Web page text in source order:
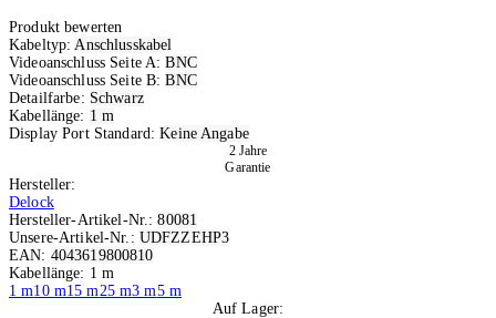
Produkt bewerten
Kabeltyp: Anschlusskabel
Videoanschluss Seite A:BNC
Videoanschluss Seite B:BNC
Detailfarbe: Schwarz
Kabellänge: 1 m
Display Port Standard:Keine Angabe
2 Jahre
Garantie
Hersteller:
Delock
Hersteller-Artikel-Nr.:80081
Unsere-Artikel-Nr.: UDFZZEHP3
EAN: 4043619800810
Kabellänge: 1 m
1 m10 m15 m 25 m3 m5 m
Auf Lager: